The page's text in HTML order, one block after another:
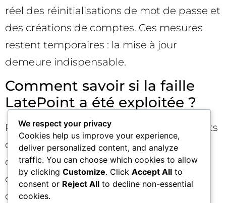
réel des réinitialisations de mot de passe et
des créations de comptes. Ces mesures
restent temporaires : la mise à jour
demeure indispensable.
Comment savoir si la faille
LatePoint a été exploitée ?
Recherchez des indices tels que des resets
de mot de passe non sollicités, des
changements d’adresse e-mail sur des
comptes privilégiés, des nouveaux
comptes admin, des connexions depuis
We respect your privacy
Cookies help us improve your experience,
deliver personalized content, and analyze
traffic. You can choose which cookies to allow
by clicking Customize. Click Accept All to
consent or Reject All to decline non-essential
cookies.